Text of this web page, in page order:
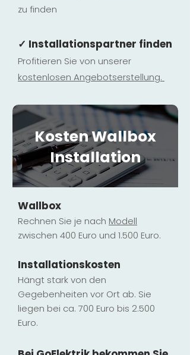
zu finden
✓ Installationspartner finden
Profitieren Sie von unserer
kostenlosen Angebotserstellung.
Kosten Wallbox
Installation
Wallbox
Rechnen Sie je nach Modell
zwischen 400 Euro und 1.500 Euro.
Installationskosten
Hängt stark von den
Gegebenheiten vor Ort ab. Sie
liegen bei ca. 700 Euro bis 2.500
Euro.